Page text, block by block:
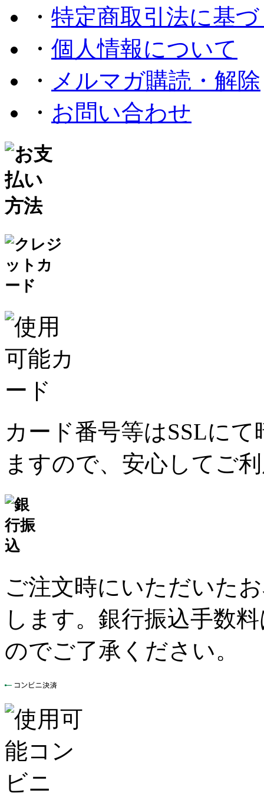
・ 特定商取引法に基
・ 個人情報について
・ メルマガ購読・解除
・ お問い合わせ
カード番号等はSSLに
ますので、安心してご
ご注文時にいただいた
します。銀行振込手数
のでご了承ください。